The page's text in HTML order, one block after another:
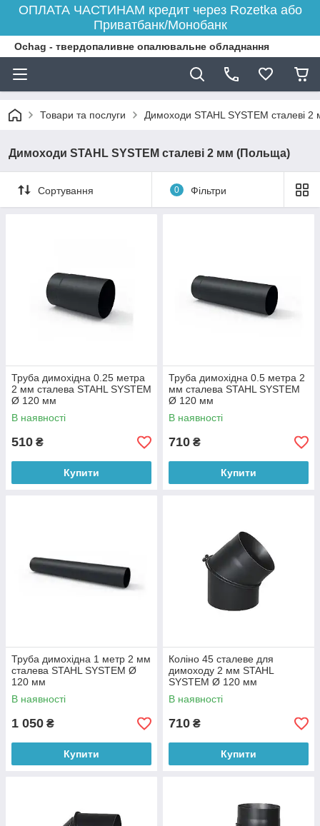
ОПЛАТА ЧАСТИНАМ кредит через Rozetka або
Приватбанк/Монобанк
Ochag - твердопаливне опалювальне обладнання
Товари та послуги Димоходи STAHL SYSTEM сталеві
Димоходи STAHL SYSTEM сталеві 2 мм (Польща)
Сортування 0 Фільтри
Труба димохідна 0.25 метра
2 мм сталева STAHL SYSTEM
Ø 120 мм
В наявності
510 ₴
Купити
Труба димохідна 0.5 метра 2
мм сталева STAHL SYSTEM
Ø 120 мм
В наявності
710 ₴
Купити
Труба димохідна 1 метр 2 мм
сталева STAHL SYSTEM Ø
120 мм
В наявності
1 050 ₴
Купити
Коліно 45 сталеве для
димоходу 2 мм STAHL
SYSTEM Ø 120 мм
В наявності
710 ₴
Купити